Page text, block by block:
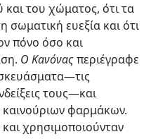
του χώματος, ότι τα
σωματική ευεξία και ότι
πόνο όσο και
Ο Κανόναςπεριέγραφε
τους—​και
καινούριων φαρμάκων.
χρησιμοποιούνταν